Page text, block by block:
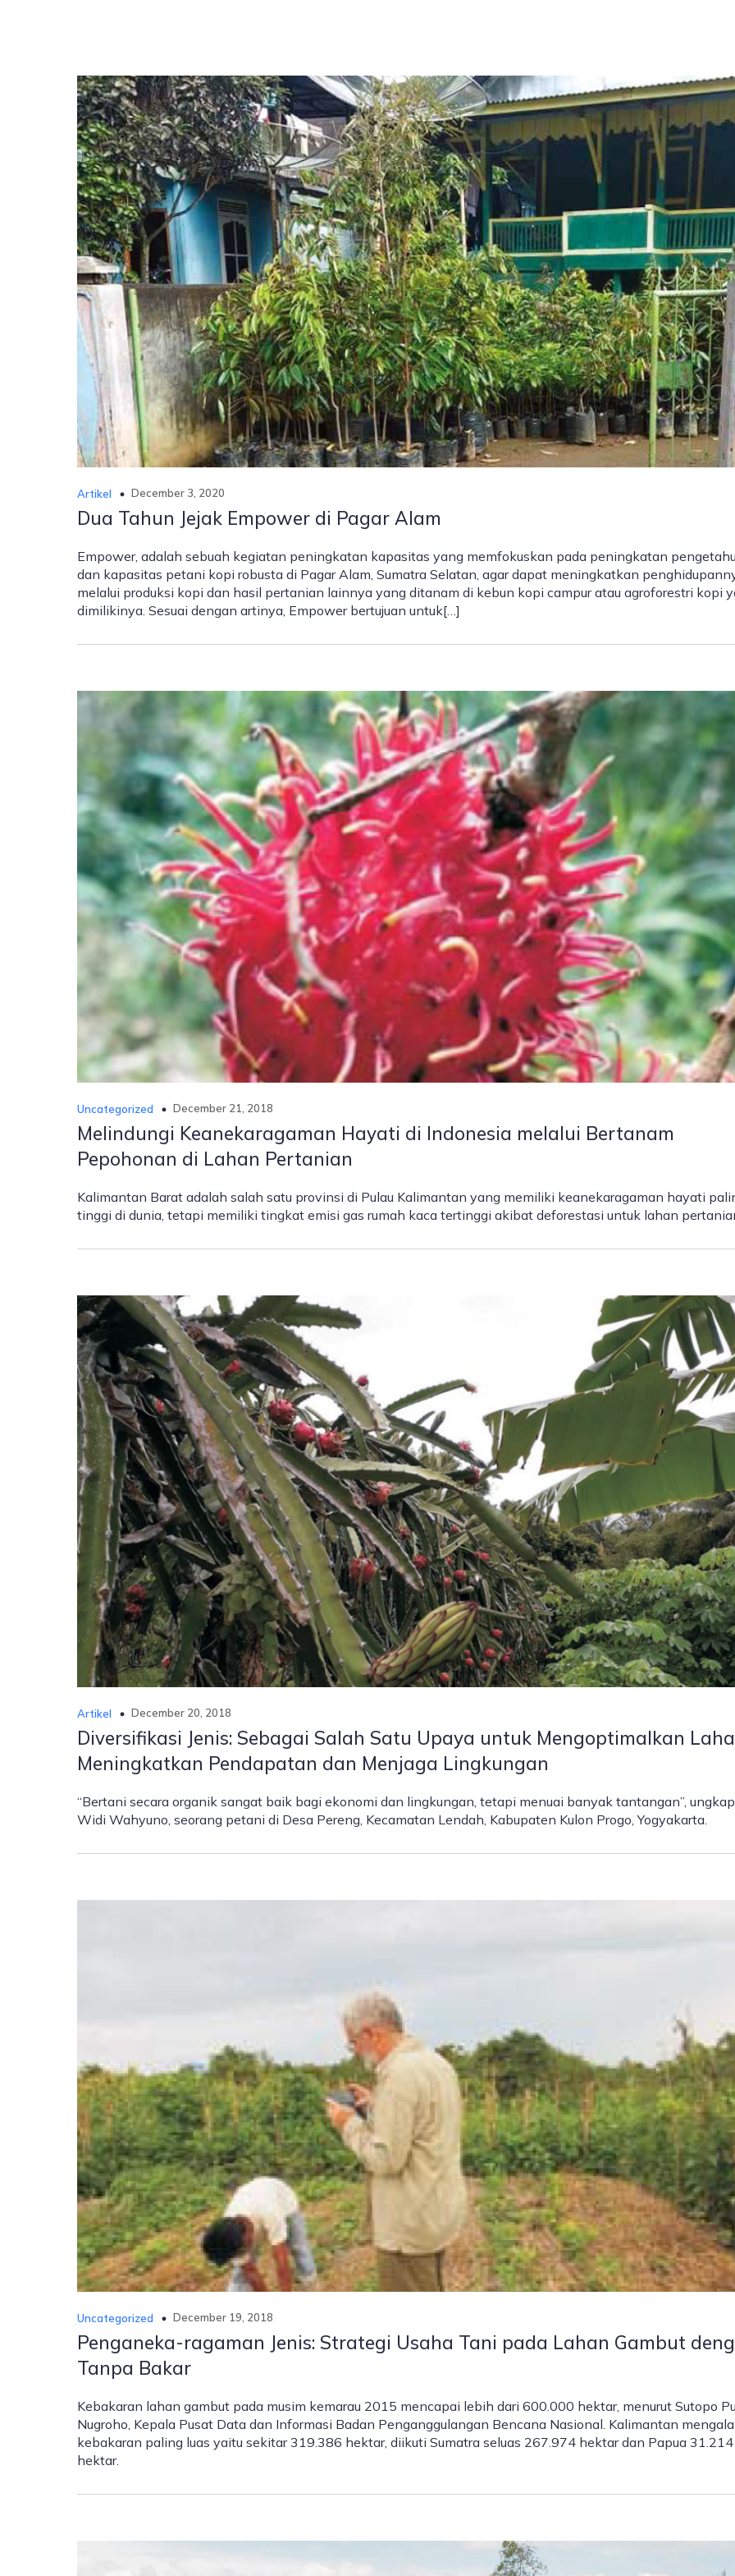
Artikel December 3, 2020
Dua Tahun Jejak Empower di Pagar Alam
Empower, adalah sebuah kegiatan peningkatan kapasitas yang memfokuskan pada peningkatan
dan kapasitas petani kopi robusta di Pagar Alam, Sumatra Selatan, agar dapat meningkatkan
melalui produksi kopi dan hasil pertanian lainnya yang ditanam di kebun kopi campur atau agroforestri kopi
dimilikinya. Sesuai dengan artinya, Empower bertujuan untuk[…]
Uncategorized December 21, 2018
Melindungi Keanekaragaman Hayati di Indonesia melalui Bertanam
Pepohonan di Lahan Pertanian
Kalimantan Barat adalah salah satu provinsi di Pulau Kalimantan yang memiliki keanekaragaman hayati
tinggi di dunia, tetapi memiliki tingkat emisi gas rumah kaca tertinggi akibat deforestasi untuk lahan
Artikel December 20, 2018
Diversifikasi Jenis: Sebagai Salah Satu Upaya untuk Mengoptimalkan
Meningkatkan Pendapatan dan Menjaga Lingkungan
“Bertani secara organik sangat baik bagi ekonomi dan lingkungan, tetapi menuai banyak tantangan”,
Widi Wahyuno, seorang petani di Desa Pereng, Kecamatan Lendah, Kabupaten Kulon Progo, Yogyakarta.
Uncategorized December 19, 2018
Penganeka-ragaman Jenis: Strategi Usaha Tani pada Lahan Gambut
Tanpa Bakar
Kebakaran lahan gambut pada musim kemarau 2015 mencapai lebih dari 600.000 hektar, menurut Sutopo
Nugroho, Kepala Pusat Data dan Informasi Badan Penganggulangan Bencana Nasional. Kalimantan
kebakaran paling luas yaitu sekitar 319.386 hektar, diikuti Sumatra seluas 267.974 hektar dan Papua 31.214
hektar.